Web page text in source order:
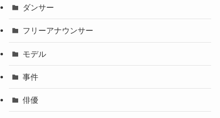
ダンサー
フリーアナウンサー
モデル
事件
俳優